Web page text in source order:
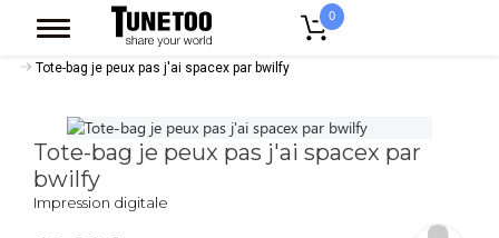
0
Accessoires Casquettes Tote Bags
Tote-bag je peux pas j'ai spacex par bwilfy
Tote-bag je peux pas j'ai spacex par
bwilfy
Impression digitale